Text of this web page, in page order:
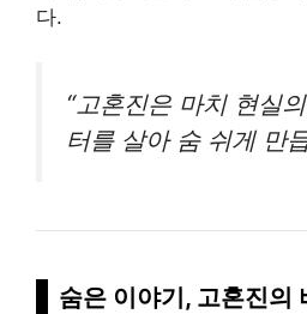
다.
“고혼진은 마치 현실
터를 살아 숨 쉬게 만
숨은 이야기, 고혼진의